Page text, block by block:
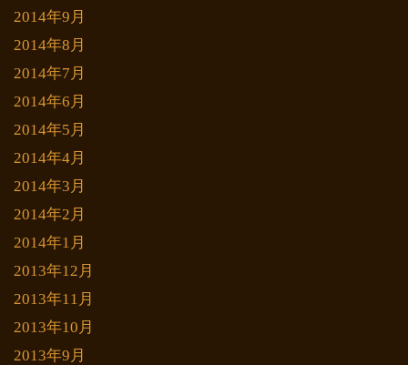
2014年9月
2014年8月
2014年7月
2014年6月
2014年5月
2014年4月
2014年3月
2014年2月
2014年1月
2013年12月
2013年11月
2013年10月
2013年9月